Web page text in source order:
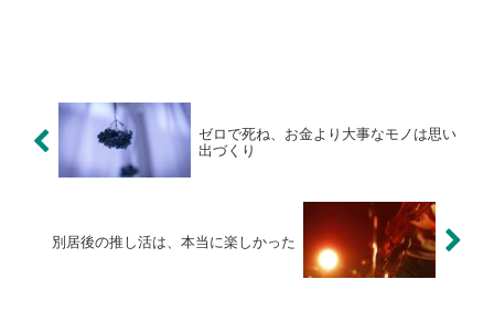
ゼロで死ね、お金より大事なモノは思い
出づくり
別居後の推し活は、本当に楽しかった